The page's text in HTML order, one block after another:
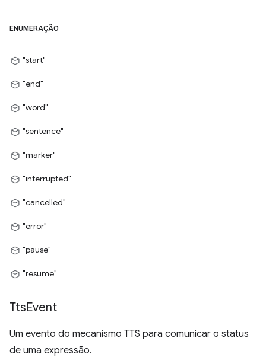
ENUMERAÇÃO
"start"
"end"
"word"
"sentence"
"marker"
"interrupted"
"cancelled"
"error"
"pause"
"resume"
TtsEvent
Um evento do mecanismo TTS para comunicar o status
de uma expressão.